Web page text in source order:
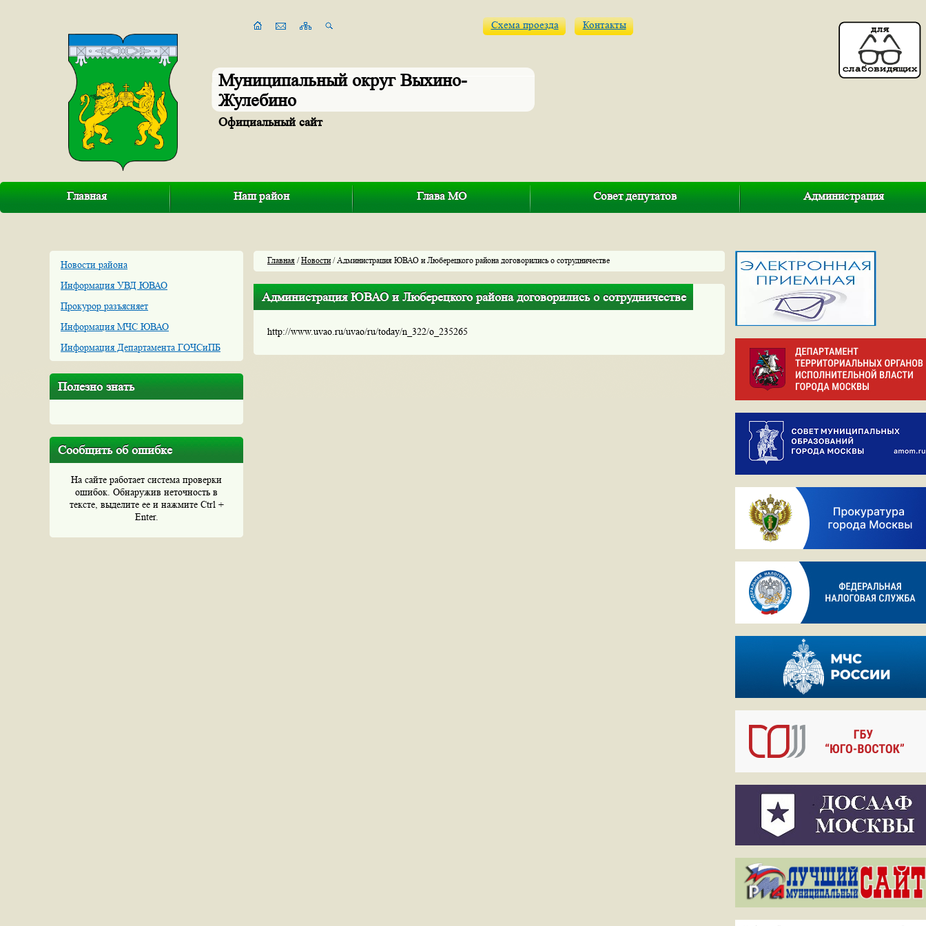
Муниципальный округ Выхино-
Жулебино
Официальный сайт
Схема проезда Контакты
Главная Наш район Глава МО Совет депутатов Администрация
Новости района
Информация УВД ЮВАО
Прокурор разъясняет
Информация МЧС ЮВАО
Информация Департамента ГОЧСиПБ
Полезно знать
Сообщить об ошибке
На сайте работает система проверки
ошибок. Обнаружив неточность в
тексте, выделите ее и нажмите Ctrl +
Enter.
Главная /Новости/ Администрация ЮВАО и Люберецкого района договорились о сотрудничестве
Администрация ЮВАО и Люберецкого района договорились о сотрудничестве
http://www.uvao.ru/uvao/ru/today/n_322/o_235265